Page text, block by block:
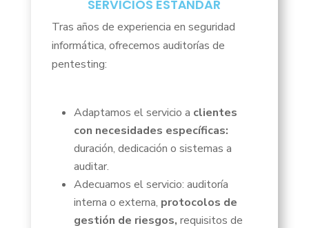
SERVICIOS ESTÁNDAR
Tras años de experiencia en seguridad
informática, ofrecemos auditorías de
pentesting:
Adaptamos el servicio a clientes
con necesidades específicas:
duración, dedicación o sistemas a
auditar.
Adecuamos el servicio: auditoría
interna o externa, protocolos de
gestión de riesgos, requisitos de